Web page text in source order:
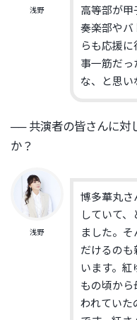
浅野
高等部が甲
奏楽部やバ
らも応援に
事一筋だ
な、
と思い
── 共演者の皆さんに対
か？
浅野
博多華丸さ
していて、
ました。 そ
だけるのも
います。紅
もの頃から
われていた